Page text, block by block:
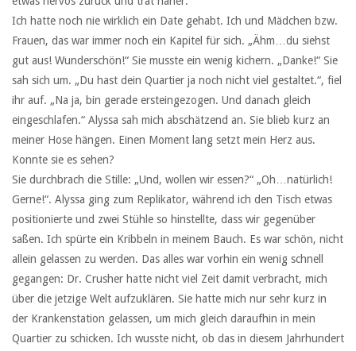
Ich hatte noch nie wirklich ein Date gehabt. Ich und Mädchen bzw.
Frauen, das war immer noch ein Kapitel für sich. „Ähm…du siehst
gut aus! Wunderschön!“ Sie musste ein wenig kichern. „Danke!“ Sie
sah sich um. „Du hast dein Quartier ja noch nicht viel gestaltet.“, fiel
ihr auf. „Na ja, bin gerade ersteingezogen. Und danach gleich
eingeschlafen.“ Alyssa sah mich abschätzend an. Sie blieb kurz an
meiner Hose hängen. Einen Moment lang setzt mein Herz aus.
Konnte sie es sehen?
Sie durchbrach die Stille: „Und, wollen wir essen?“ „Oh…natürlich!
Gerne!“. Alyssa ging zum Replikator, während ich den Tisch etwas
positionierte und zwei Stühle so hinstellte, dass wir gegenüber
saßen. Ich spürte ein Kribbeln in meinem Bauch. Es war schön, nicht
allein gelassen zu werden. Das alles war vorhin ein wenig schnell
gegangen: Dr. Crusher hatte nicht viel Zeit damit verbracht, mich
über die jetzige Welt aufzuklären. Sie hatte mich nur sehr kurz in
der Krankenstation gelassen, um mich gleich daraufhin in mein
Quartier zu schicken. Ich wusste nicht, ob das in diesem Jahrhundert